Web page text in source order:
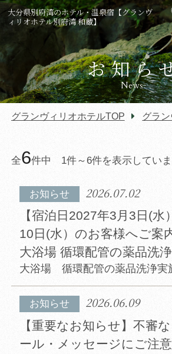
大分県別府湾のホテル・温泉宿【グランヴ
ィリオホテル別府湾 和蔵】
お知ら
News
グランヴィリオホテルTOP グラ
全6件中 1件～6件を表示していま
お知らせ 2026.07.02
【宿泊日2027年3月3日(水
10日(水）のお客様へご案
大浴場 循環配管の薬品洗
お知らせ 2026.06.09
【重要なお知らせ】不審な
ール・メッセージにご注意